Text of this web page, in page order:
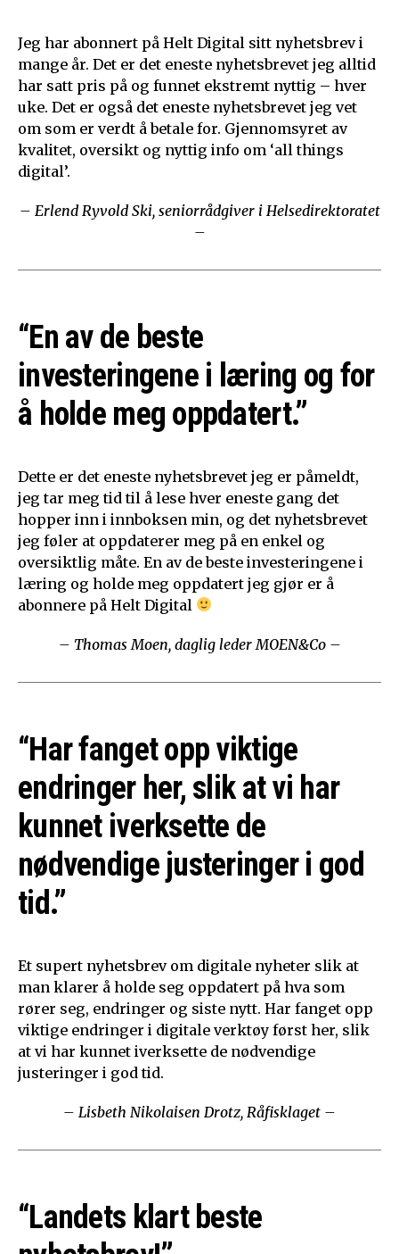
Jeg har abonnert på Helt Digital sitt nyhetsbrev i
mange år. Det er det eneste nyhetsbrevet jeg alltid
har satt pris på og funnet ekstremt nyttig – hver
uke. Det er også det eneste nyhetsbrevet jeg vet
om som er verdt å betale for. Gjennomsyret av
kvalitet, oversikt og nyttig info om ‘all things
digital’.
– Erlend Ryvold Ski, seniorrådgiver i Helsedirektoratet
–
“En av de beste
investeringene i læring og for
å holde meg oppdatert.”
Dette er det eneste nyhetsbrevet jeg er påmeldt,
jeg tar meg tid til å lese hver eneste gang det
hopper inn i innboksen min, og det nyhetsbrevet
jeg føler at oppdaterer meg på en enkel og
oversiktlig måte. En av de beste investeringene i
læring og holde meg oppdatert jeg gjør er å
abonnere på Helt Digital
– Thomas Moen, daglig leder MOEN&Co –
“Har fanget opp viktige
endringer her, slik at vi har
kunnet iverksette de
nødvendige justeringer i god
tid.”
Et supert nyhetsbrev om digitale nyheter slik at
man klarer å holde seg oppdatert på hva som
rører seg, endringer og siste nytt. Har fanget opp
viktige endringer i digitale verktøy først her, slik
at vi har kunnet iverksette de nødvendige
justeringer i god tid.
– Lisbeth Nikolaisen Drotz, Råfisklaget –
“Landets klart beste